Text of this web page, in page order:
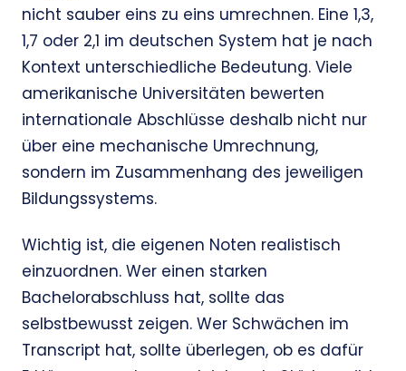
nicht sauber eins zu eins umrechnen. Eine 1,3,
1,7 oder 2,1 im deutschen System hat je nach
Kontext unterschiedliche Bedeutung. Viele
amerikanische Universitäten bewerten
internationale Abschlüsse deshalb nicht nur
über eine mechanische Umrechnung,
sondern im Zusammenhang des jeweiligen
Bildungssystems.
Wichtig ist, die eigenen Noten realistisch
einzuordnen. Wer einen starken
Bachelorabschluss hat, sollte das
selbstbewusst zeigen. Wer Schwächen im
Transcript hat, sollte überlegen, ob es dafür